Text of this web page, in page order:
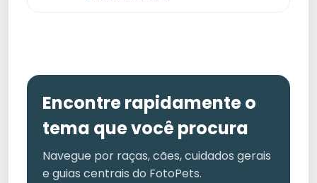
Encontre rapidamente o
tema que você procura
Navegue por raças, cães, cuidados gerais
e guias centrais do FotoPets.